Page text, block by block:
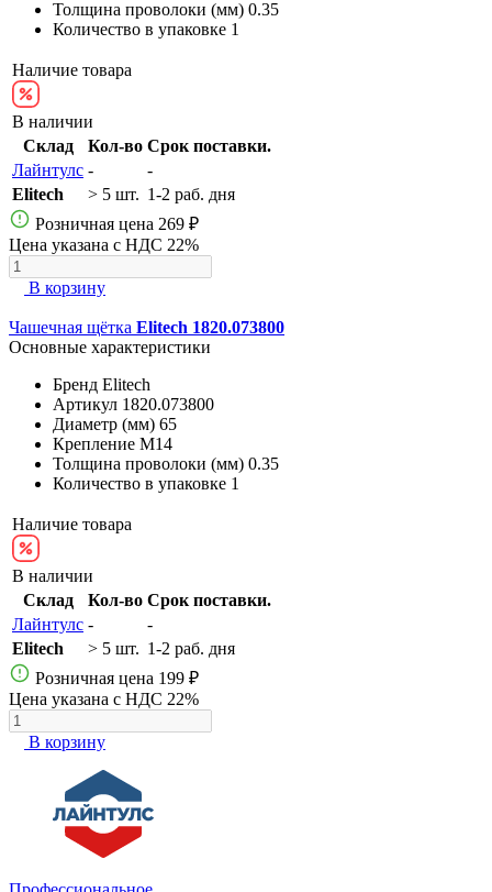
Толщина проволоки (мм) 0.35
Количество в упаковке 1
Наличие товара
В наличии
Склад
Кол-во Срок поставки.
Лайнтулс -
-
Elitech
> 5 шт. 1-2 раб. дня
Розничная цена 269 ₽
Цена указана с НДС 22%
В корзину
Чашечная щётка Elitech 1820.073800
Основные характеристики
Бренд Elitech
Артикул 1820.073800
Диаметр (мм) 65
Крепление M14
Толщина проволоки (мм) 0.35
Количество в упаковке 1
Наличие товара
В наличии
Склад
Кол-во Срок поставки.
Лайнтулс -
-
Elitech
> 5 шт. 1-2 раб. дня
Розничная цена 199 ₽
Цена указана с НДС 22%
В корзину